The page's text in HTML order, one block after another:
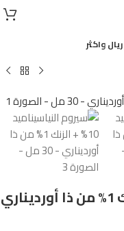
سيروم النياسيناميد 10% + الزنك 1% من ذا أورديناري